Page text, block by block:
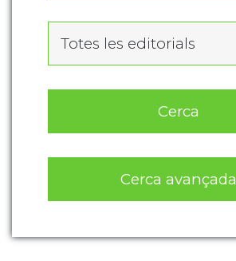
Totes les editorials
Cerca
Cerca avançada